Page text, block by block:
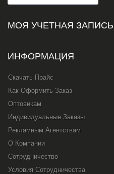
МОЯ УЧЕТНАЯ ЗАПИСЬ
ИНФОРМАЦИЯ
Скачать Прайс
Как Оформить Заказ
Оптовикам
Индивидуальные Заказы
Рекламным Агентствам
О Компании
Сотрудничество
Условия Сотрудничества